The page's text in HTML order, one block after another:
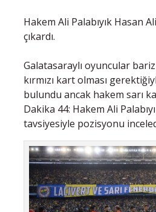
Hakem Ali Palabıyık Hasan
çıkardı.
Galatasaraylı oyuncular
kırmızı kart olması
bulundu ancak hakem sarı
Dakika 44: Hakem Ali
tavsiyesiyle pozisyonu